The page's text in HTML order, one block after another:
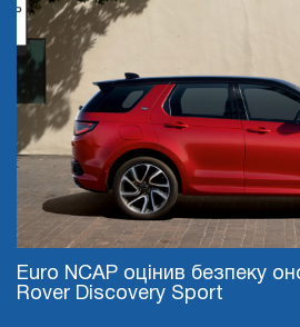
Euro NCAP оцінив безпеку
Rover Discovery Sport